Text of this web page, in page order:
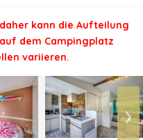
kann die Aufteilung
dem Campingplatz
variieren.
›